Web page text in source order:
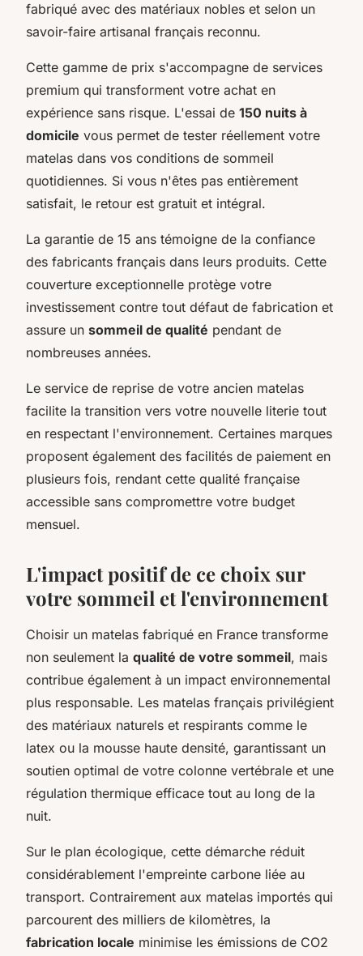
fabriqué avec des matériaux nobles et selon un
savoir-faire artisanal français reconnu.
Cette gamme de prix s'accompagne de services
premium qui transforment votre achat en
expérience sans risque. L'essai de 150 nuits à
domicile vous permet de tester réellement votre
matelas dans vos conditions de sommeil
quotidiennes. Si vous n'êtes pas entièrement
satisfait, le retour est gratuit et intégral.
La garantie de 15 ans témoigne de la confiance
des fabricants français dans leurs produits. Cette
couverture exceptionnelle protège votre
investissement contre tout défaut de fabrication et
assure un sommeil de qualité pendant de
nombreuses années.
Le service de reprise de votre ancien matelas
facilite la transition vers votre nouvelle literie tout
en respectant l'environnement. Certaines marques
proposent également des facilités de paiement en
plusieurs fois, rendant cette qualité française
accessible sans compromettre votre budget
mensuel.
L'impact positif de ce choix sur
votre sommeil et l'environnement
Choisir un matelas fabriqué en France transforme
non seulement la qualité de votre sommeil, mais
contribue également à un impact environnemental
plus responsable. Les matelas français privilégient
des matériaux naturels et respirants comme le
latex ou la mousse haute densité, garantissant un
soutien optimal de votre colonne vertébrale et une
régulation thermique efficace tout au long de la
nuit.
Sur le plan écologique, cette démarche réduit
considérablement l'empreinte carbone liée au
transport. Contrairement aux matelas importés qui
parcourent des milliers de kilomètres, la
fabrication locale minimise les émissions de CO2